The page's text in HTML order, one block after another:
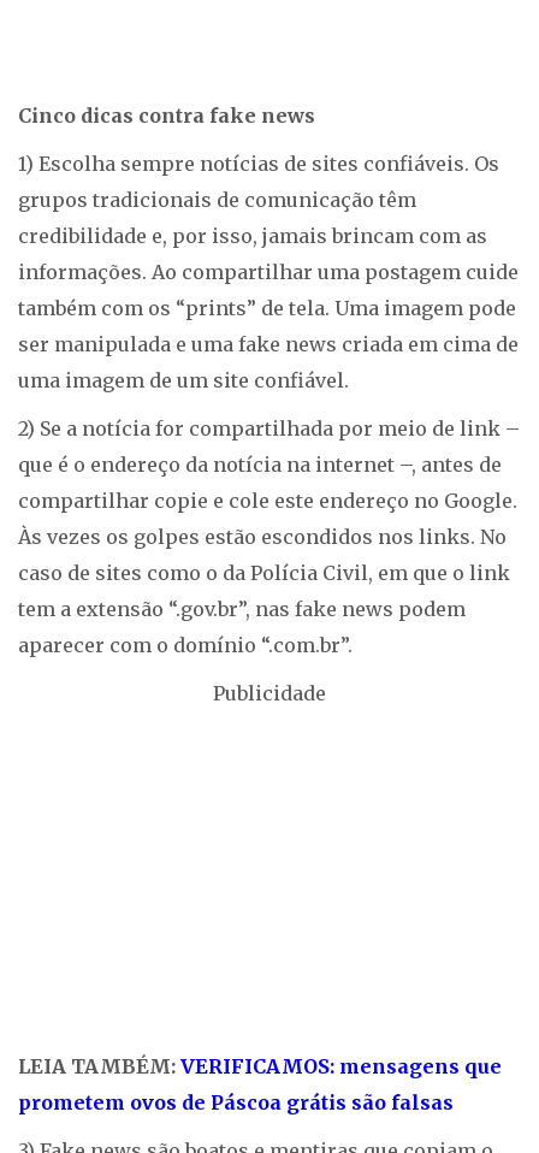
Cinco dicas contra fake news
1) Escolha sempre notícias de sites confiáveis. Os
grupos tradicionais de comunicação têm
credibilidade e, por isso, jamais brincam com as
informações. Ao compartilhar uma postagem cuide
também com os “prints” de tela. Uma imagem pode
ser manipulada e uma fake news criada em cima de
uma imagem de um site confiável.
2) Se a notícia for compartilhada por meio de link –
que é o endereço da notícia na internet –, antes de
compartilhar copie e cole este endereço no Google.
Às vezes os golpes estão escondidos nos links. No
caso de sites como o da Polícia Civil, em que o link
tem a extensão “.gov.br”, nas fake news podem
aparecer com o domínio “.com.br”.
Publicidade
LEIA TAMBÉM: VERIFICAMOS: mensagens que
prometem ovos de Páscoa grátis são falsas